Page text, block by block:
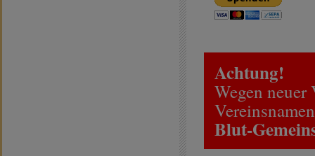
Achtung!
Wegen
Blut-